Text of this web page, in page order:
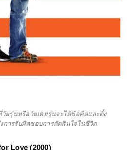
วัยรุ่นหรือวัยเคยรุ่นจะได้ข้อคิดและตั้ง
การรับผิดชอบการตัดสินใจในชีวิต
Love (2000)